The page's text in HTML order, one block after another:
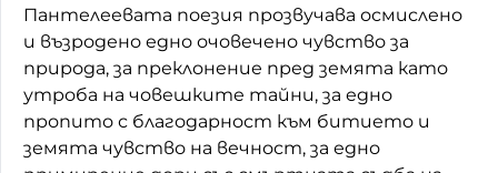
Пантелеевата поезия прозвучава осмислено
и възродено едно очовечено чувство за
природа, за преклонение пред земята като
утроба на човешките тайни, за едно
пропито с благодарност към битието и
земята чувство на вечност, за едно